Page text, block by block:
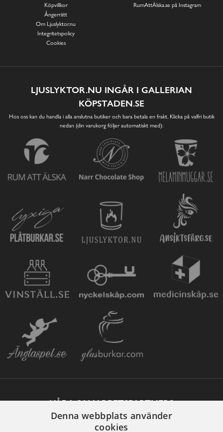
Köpvillkor
Ångerrätt
Om Ljuslyktor.nu
Integritetspolicy
Cookies
RumAttÄlska.se på Instagram
LJUSLYKTOR.NU INGÅR I GALLERIAN
KÖPSTADEN.SE
Hos oss kan du handla i alla anslutna butiker och bara betala en frakt. Klicka på valfri butik
nedan (din varukorg följer automatiskt med):
VÅRA SAMARBETSPARTNERS
Denna webbplats använder
cookies